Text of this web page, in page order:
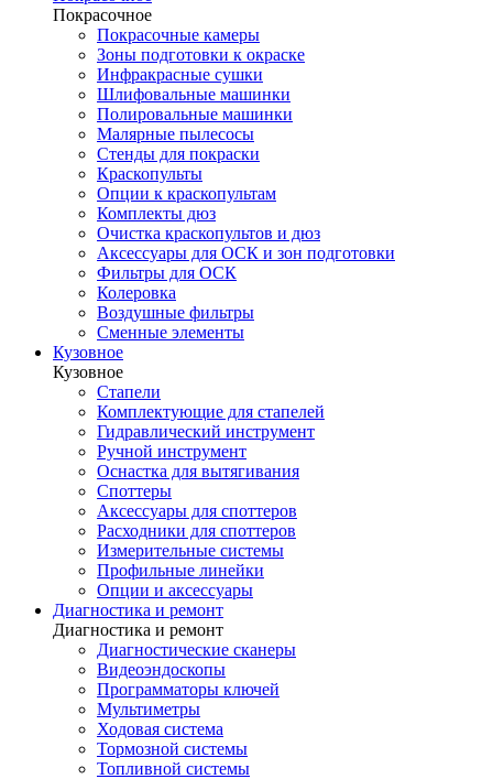
Покрасочное
Покрасочные камеры
Зоны подготовки к окраске
Инфракрасные сушки
Шлифовальные машинки
Полировальные машинки
Малярные пылесосы
Стенды для покраски
Краскопульты
Опции к краскопультам
Комплекты дюз
Очистка краскопультов и дюз
Аксессуары для ОСК и зон подготовки
Фильтры для ОСК
Колеровка
Воздушные фильтры
Сменные элементы
Кузовное
Кузовное
Стапели
Комплектующие для стапелей
Гидравлический инструмент
Ручной инструмент
Оснастка для вытягивания
Споттеры
Аксессуары для споттеров
Расходники для споттеров
Измерительные системы
Профильные линейки
Опции и аксессуары
Диагностика и ремонт
Диагностика и ремонт
Диагностические сканеры
Видеоэндоскопы
Программаторы ключей
Мультиметры
Ходовая система
Тормозной системы
Топливной системы